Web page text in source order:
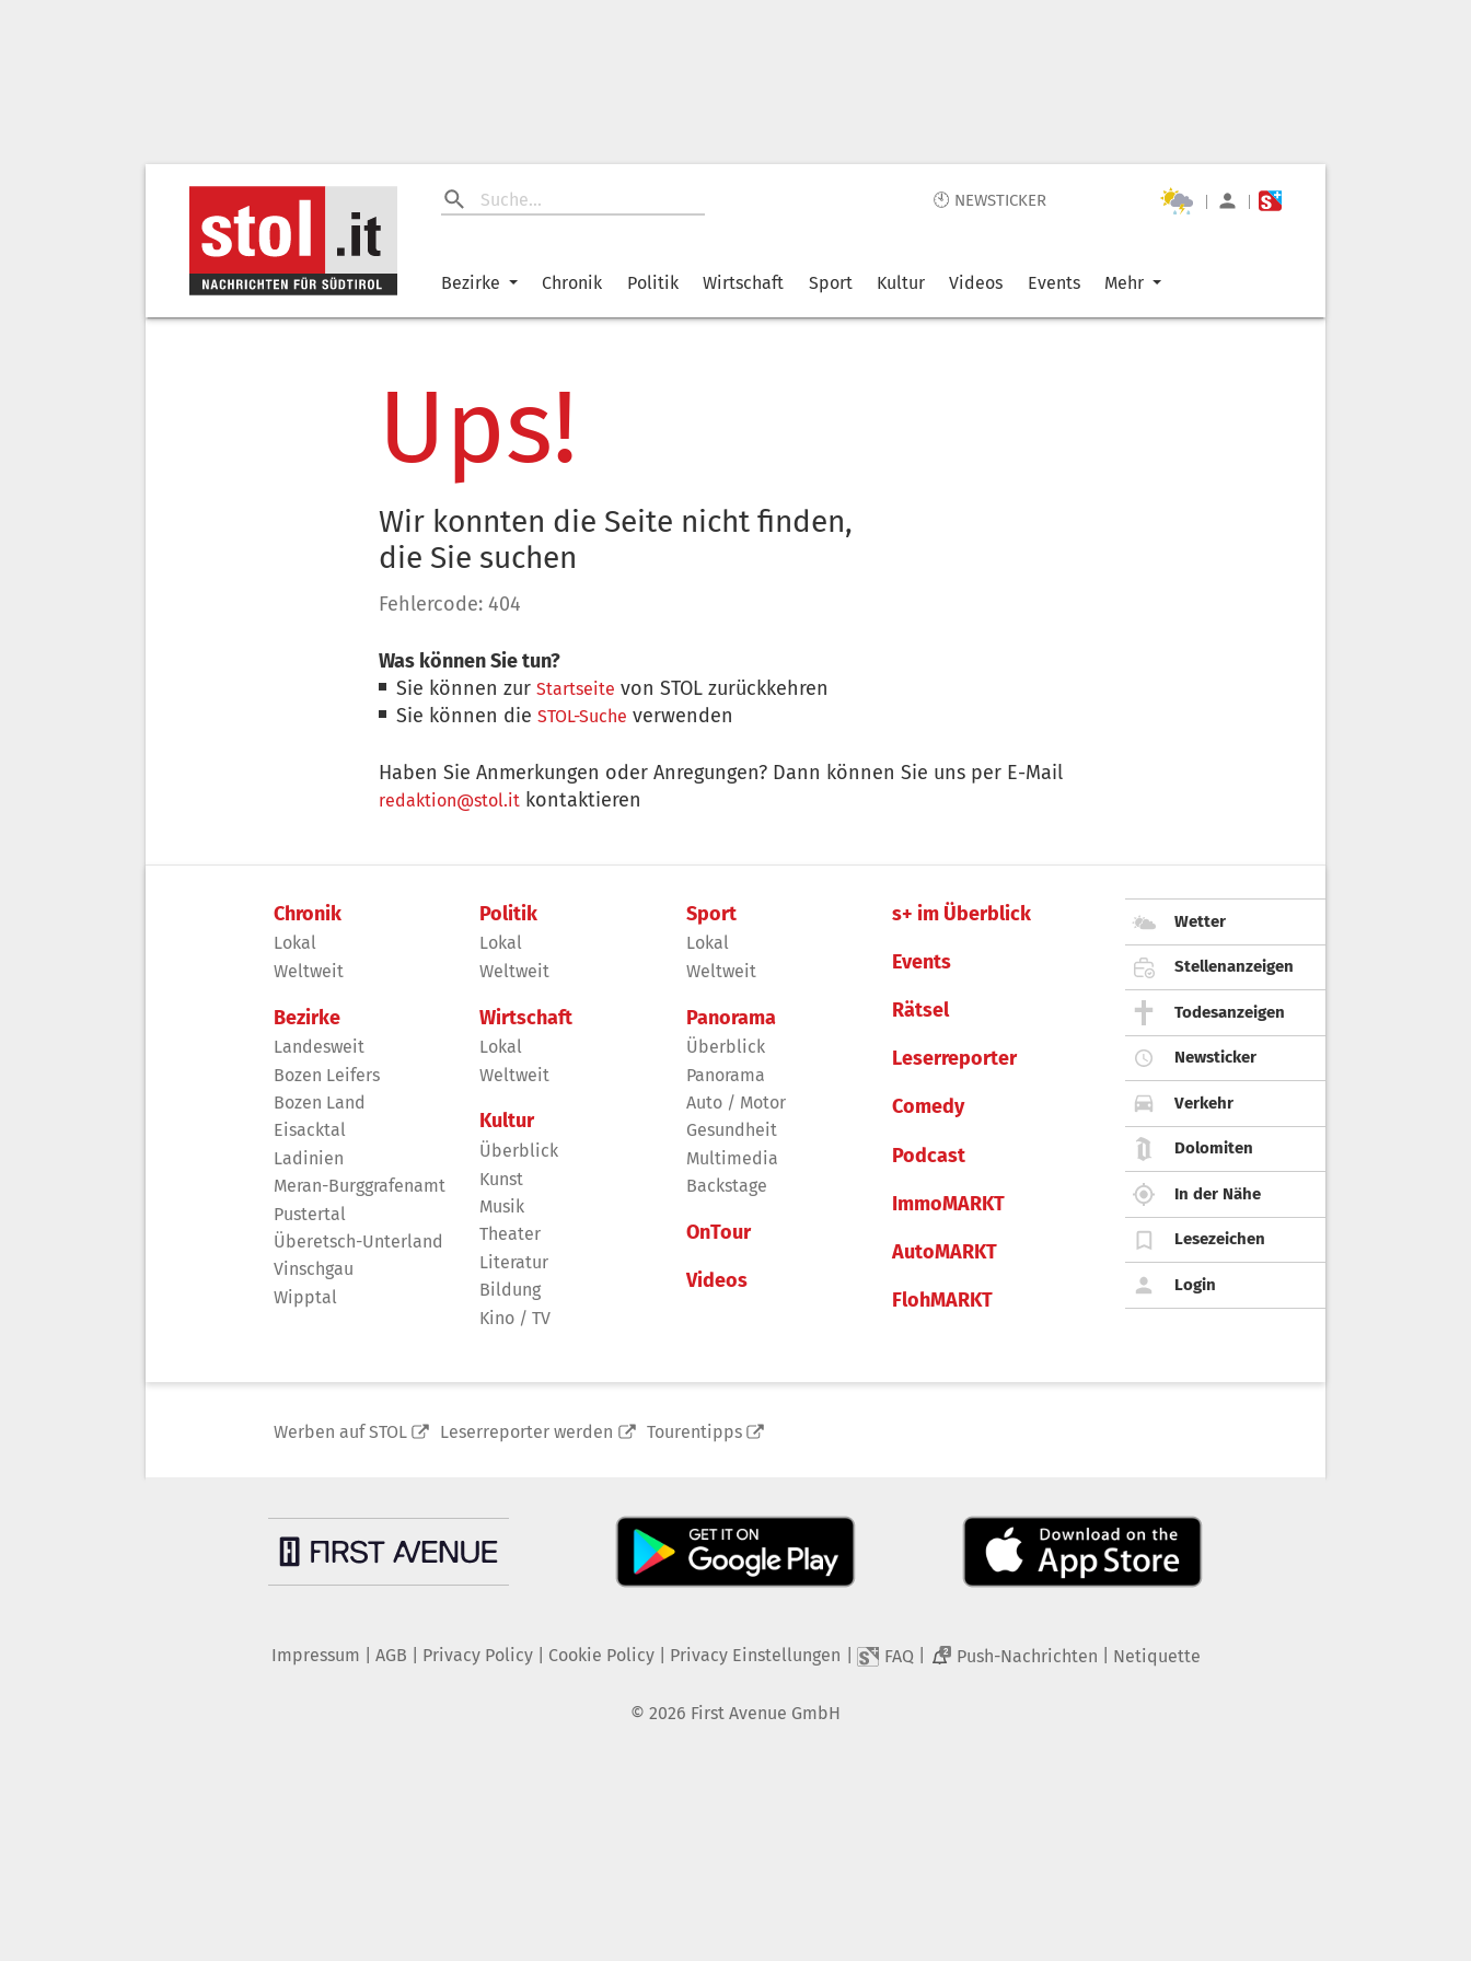
🕙 NEWSTICKER | |
Bezirke Chronik Politik Wirtschaft Sport Kultur Videos Events Mehr
Ups!
Wir konnten die Seite nicht finden,
die Sie suchen
Fehlercode: 404
Was können Sie tun?
Sie können zurStartseite von STOL zurückkehren
Sie können dieSTOL-Suche verwenden
Haben Sie Anmerkungen oder Anregungen? Dann können Sie uns per E-Mail
redaktion@stol.it kontaktieren
Chronik
Lokal
Weltweit
Bezirke
Landesweit
Bozen Leifers
Bozen Land
Eisacktal
Ladinien
Meran-Burggrafenamt
Pustertal
Überetsch-Unterland
Vinschgau
Wipptal
Politik
Lokal
Weltweit
Wirtschaft
Lokal
Weltweit
Kultur
Überblick
Kunst
Musik
Theater
Literatur
Bildung
Kino / TV
Sport
Lokal
Weltweit
Panorama
Überblick
Panorama
Auto / Motor
Gesundheit
Multimedia
Backstage
OnTour
Videos
s+ im Überblick
Events
Rätsel
Leserreporter
Comedy
Podcast
ImmoMARKT
AutoMARKT
FlohMARKT
Wetter
Stellenanzeigen
Todesanzeigen
Newsticker
Verkehr
Dolomiten
In der Nähe
Lesezeichen
Login
Werben auf STOL Leserreporter werden Tourentipps
Impressum AGB Privacy Policy| Cookie Policy| Privacy Einstellungen FAQ 2 Push-Nachrichten Netiquette
© 2026 First Avenue GmbH